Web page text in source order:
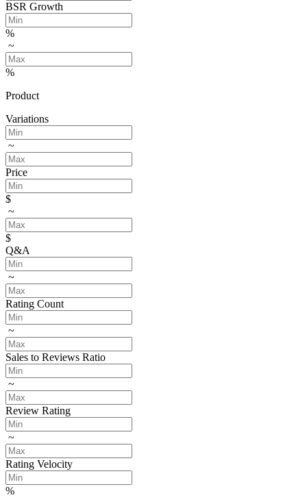
BSR Growth
%
~
%
Product
Variations
~
Price
$
~
$
Q&A
~
Rating Count
~
Sales to Reviews Ratio
~
Review Rating
~
Rating Velocity
%